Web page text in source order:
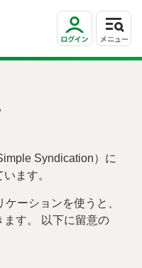
Syndication）に
ます。
ーションを使うと、
ます。 以下に留意の